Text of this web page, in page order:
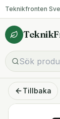
Teknikfronten
Tillbaka